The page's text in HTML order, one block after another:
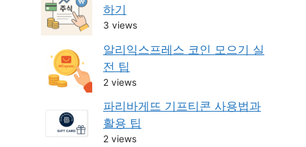
하기
3 views
알리익스프레스 코인 모으기 실
전 팁
2 views
파리바게뜨 기프티콘 사용법과
활용 팁
2 views